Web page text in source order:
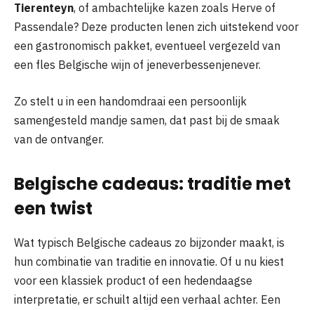
Tierenteyn, of ambachtelijke kazen zoals Herve of
Passendale? Deze producten lenen zich uitstekend voor
een gastronomisch pakket, eventueel vergezeld van
een fles Belgische wijn of jeneverbessenjenever.
Zo stelt u in een handomdraai een persoonlijk
samengesteld mandje samen, dat past bij de smaak
van de ontvanger.
Belgische cadeaus: traditie met
een twist
Wat typisch Belgische cadeaus zo bijzonder maakt, is
hun combinatie van traditie en innovatie. Of u nu kiest
voor een klassiek product of een hedendaagse
interpretatie, er schuilt altijd een verhaal achter. Een